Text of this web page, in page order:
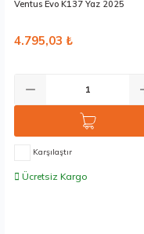
Ventus Evo K137 Yaz 2025
4.795,03 ₺
Karşılaştır
Ücretsiz Kargo